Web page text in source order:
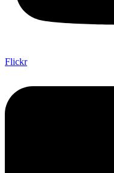
Flickr